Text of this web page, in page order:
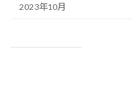
2023年10月